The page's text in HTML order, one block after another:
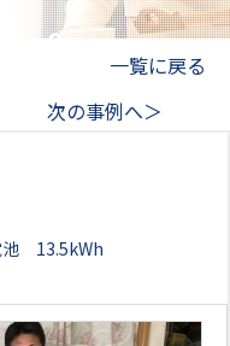
一覧に戻る
次の事例へ＞
13.5kWh